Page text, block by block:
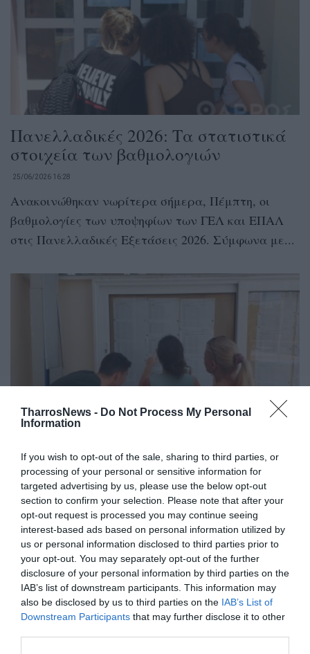
TharrosNews - Do Not Process My Personal
Information
If you wish to opt-out of the sale, sharing to third parties, or
processing of your personal or sensitive information for
targeted advertising by us, please use the below opt-out
section to confirm your selection. Please note that after your
opt-out request is processed you may continue seeing
interest-based ads based on personal information utilized by
us or personal information disclosed to third parties prior to
your opt-out. You may separately opt-out of the further
disclosure of your personal information by third parties on the
IAB’s list of downstream participants. This information may
also be disclosed by us to third parties on the IAB’s List of
Downstream Participants that may further disclose it to other
Πανελλαδικές 2026: Τα στατιστικά
στοιχεία των βαθμολογιών
25/06/2026 16:28
Ανακοινώθηκαν νωρίτερα σήμερα, Πέμπτη, οι
βαθμολογίες των υποψηφίων των ΓΕΛ και ΕΠΑΛ
στις Πανελλαδικές Εξετάσεις 2026. Σύμφωνα με...
Πανελλαδικές 2026: Σήμερα η
ανακοίνωση των βαθμολογιών
25/06/2026 07:11
Στην ανακοίνωση των βαθμολογιών των
μαθημάτων των υποψηφίων των Εξετάσεων
Γενικών Ενιαίων Λυκείων (ΓΕΛ) και
Επαγγελματικών Λυκείων (ΕΠΑΛ)...